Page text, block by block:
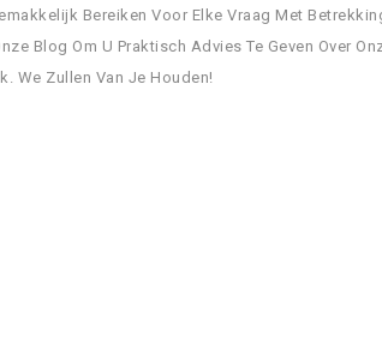
Bereiken Voor Elke Vraag Met
Blog Om U Praktisch Advies Te Geven Over
We Zullen Van Je Houden!